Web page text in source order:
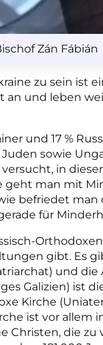
Zán Fábián
zu sein ist
und leben
und 17 %
sowie
in
geht man mit
befriedet
für
gibt. Es
und
Galizien) ist
Kirche
ist vor allem
Christen, die